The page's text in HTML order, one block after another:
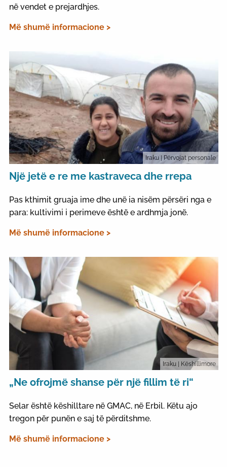
në vendet e prejardhjes.
Më shumë informacione >
Iraku | Përvojat personale
Një jetë e re me kastraveca dhe rrepa
Pas kthimit gruaja ime dhe unë ia nisëm përsëri nga e
para: kultivimi i perimeve është e ardhmja jonë.
Më shumë informacione >
Iraku | Këshillimore
„Ne ofrojmë shanse për një fillim të ri“
Selar është këshilltare në GMAC, në Erbil. Këtu ajo
tregon për punën e saj të përditshme.
Më shumë informacione >